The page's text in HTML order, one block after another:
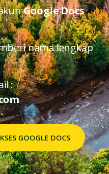
Google Docs
nama lengkap
:
GOOGLE DOCS